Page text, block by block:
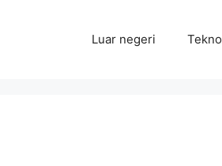
Luar negeri Tekno